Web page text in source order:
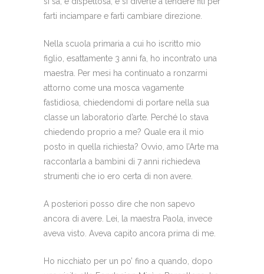
farti inciampare e farti cambiare direzione.
Nella scuola primaria a cui ho iscritto mio
figlio, esattamente 3 anni fa, ho incontrato una
maestra. Per mesi ha continuato a ronzarmi
attorno come una mosca vagamente
fastidiosa, chiedendomi di portare nella sua
classe un laboratorio d’arte. Perché lo stava
chiedendo proprio a me? Quale era il mio
posto in quella richiesta? Ovvio, amo l’Arte ma
raccontarla a bambini di 7 anni richiedeva
strumenti che io ero certa di non avere.
A posteriori posso dire che non sapevo
ancora di avere. Lei, la maestra Paola, invece
aveva visto. Aveva capito ancora prima di me.
Ho nicchiato per un po’ fino a quando, dopo